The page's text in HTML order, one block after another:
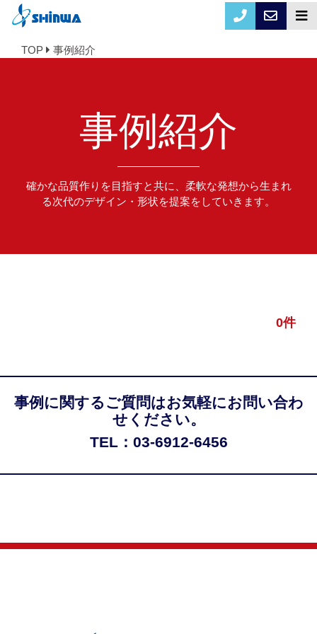
TOP 事例紹介
事例紹介
確かな品質作りを目指すと共に、柔軟な発想から生まれ
る次代のデザイン・形状を提案をしていきます。
0件
事例に関するご質問はお気軽にお問い合わ
せください。
TEL：03-6912-6456